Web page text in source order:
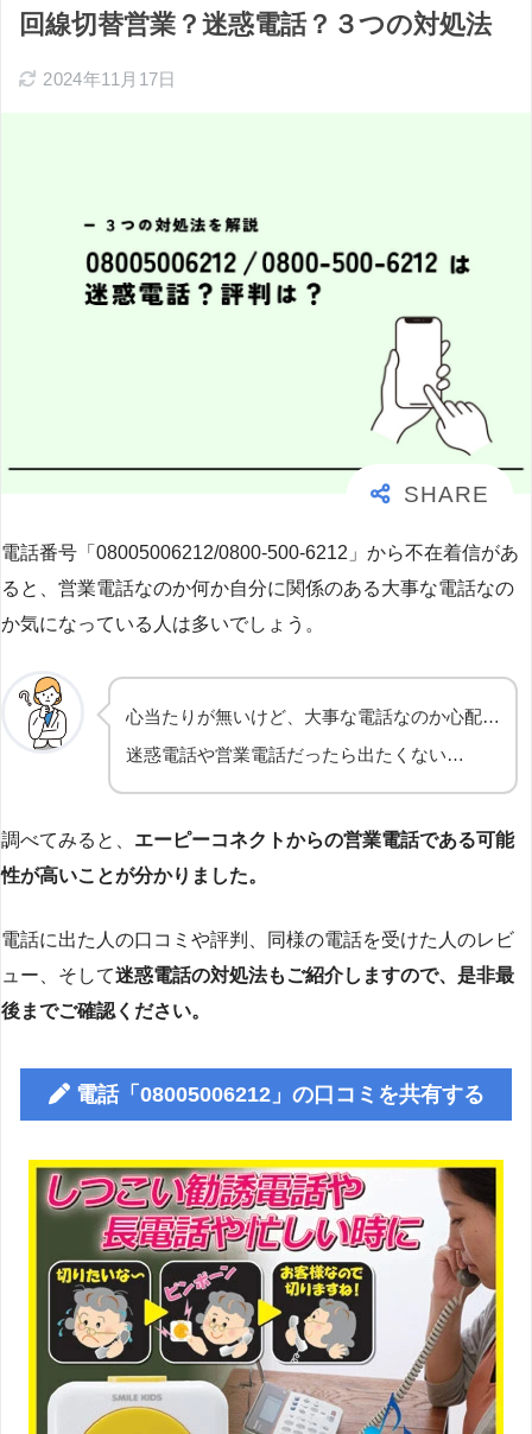
回線切替営業？迷惑電話？３つの対処法
2024年11月17日
電話番号「08005006212/0800-500-6212」から不在着信があ
ると、営業電話なのか何か自分に関係のある大事な電話なの
か気になっている人は多いでしょう。
心当たりが無いけど、大事な電話なのか心配…
迷惑電話や営業電話だったら出たくない…
調べてみると、 エーピーコネクトからの営業電話である可能
性が高いことが分かりました。
電話に出た人の口コミや評判、同様の電話を受けた人のレビ
ュー、そして迷惑電話の対処法もご紹介しますので、是非最
後までご確認ください。
電話「08005006212」の口コミを共有する